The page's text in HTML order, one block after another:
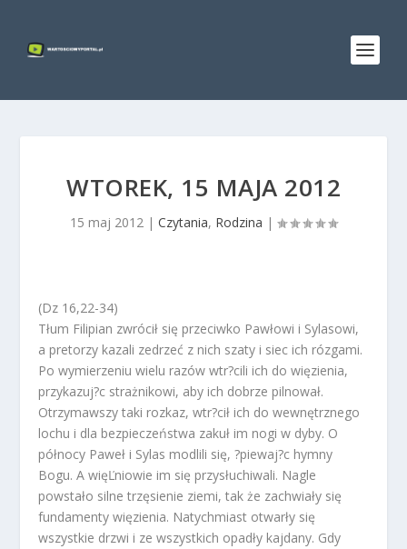
WTOREK, 15 MAJA 2012
15 maj 2012 | Czytania, Rodzina |
(Dz 16,22-34)
Tłum Filipian zwrócił się przeciwko Pawłowi i Sylasowi,
a pretorzy kazali zedrzeć z nich szaty i siec ich rózgami.
Po wymierzeniu wielu razów wtr?cili ich do więzienia,
przykazuj?c strażnikowi, aby ich dobrze pilnował.
Otrzymawszy taki rozkaz, wtr?cił ich do wewnętrznego
lochu i dla bezpieczeństwa zakuł im nogi w dyby. O
północy Paweł i Sylas modlili się, ?piewaj?c hymny
Bogu. A więĽniowie im się przysłuchiwali. Nagle
powstało silne trzęsienie ziemi, tak że zachwiały się
fundamenty więzienia. Natychmiast otwarły się
wszystkie drzwi i ze wszystkich opadły kajdany. Gdy